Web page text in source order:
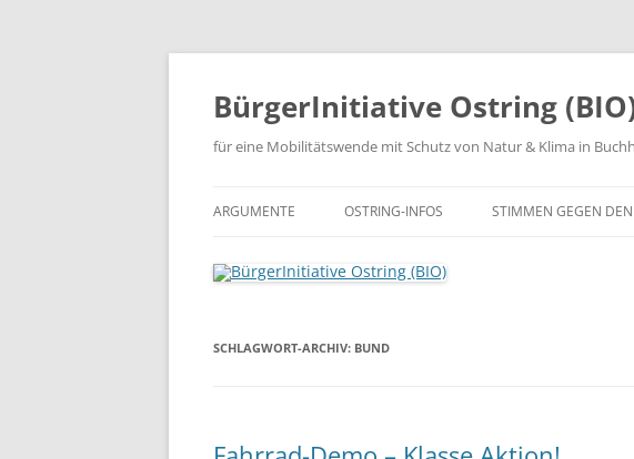
Zum
springen
BürgerInitiative Ostring
für eine Mobilitätswende mit Schutz von Natur & Klima in
ARGUMENTE OSTRING-INFOS
OSTRING-PRESSE
STIMMEN GEGEN
SCHLAGWORT-ARCHIV: BUND